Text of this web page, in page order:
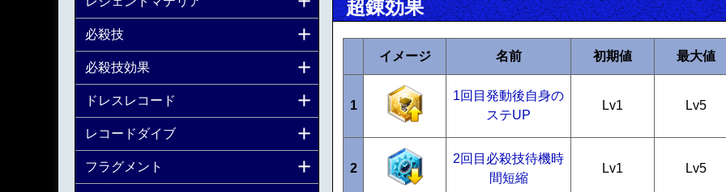
超錬効果
イメージ 名前 初期値 最大値
1
1回目発動後自身の
ステUP
Lv1 Lv5
2
2回目必殺技待機時
間短縮
Lv1 Lv5
必殺技
必殺技効果
ドレスレコード
レコードダイブ
フラグメント